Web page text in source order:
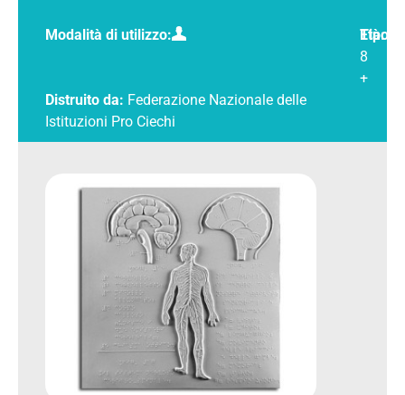
Modalità di utilizzo:
Età:
8
+
Distruito da: Federazione Nazionale delle
Istituzioni Pro Ciechi